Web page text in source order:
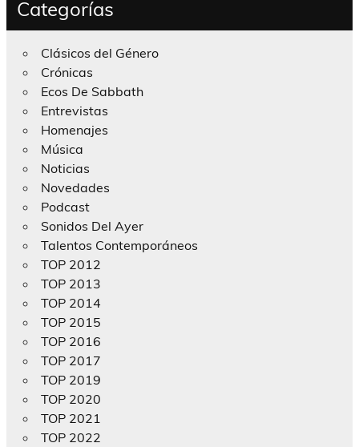
Categorías
Clásicos del Género
Crónicas
Ecos De Sabbath
Entrevistas
Homenajes
Música
Noticias
Novedades
Podcast
Sonidos Del Ayer
Talentos Contemporáneos
TOP 2012
TOP 2013
TOP 2014
TOP 2015
TOP 2016
TOP 2017
TOP 2019
TOP 2020
TOP 2021
TOP 2022